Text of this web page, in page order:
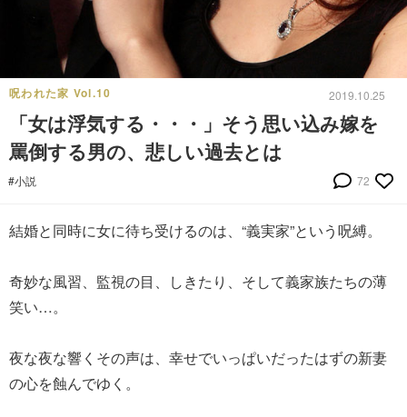
呪われた家 Vol.10 2019.10.25
「女は浮気する・・・」そう思い込み嫁を
罵倒する男の、悲しい過去とは
#小説 72
結婚と同時に女に待ち受けるのは、“義実家”という呪縛。
奇妙な風習、監視の目、しきたり、そして義家族たちの薄
笑い…。
夜な夜な響くその声は、幸せでいっぱいだったはずの新妻
の心を蝕んでゆく。